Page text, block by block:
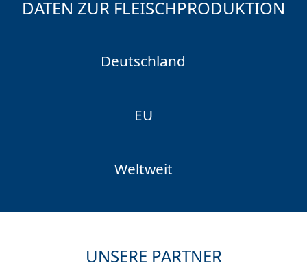
DATEN ZUR FLEISCHPRODUKTION
Deutschland
EU
Weltweit
UNSERE PARTNER